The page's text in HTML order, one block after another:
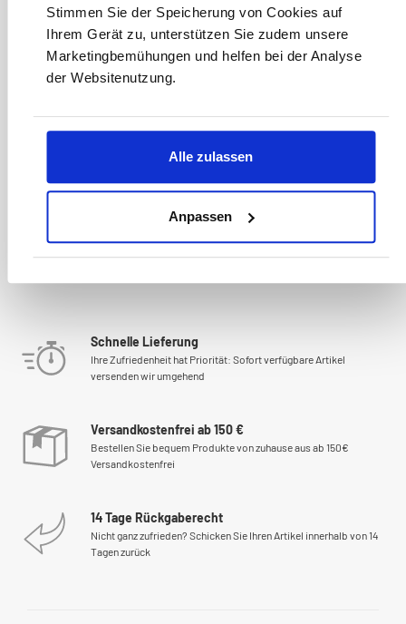
Stimmen Sie der Speicherung von Cookies auf
Ihrem Gerät zu, unterstützen Sie zudem unsere
Marketingbemühungen und helfen bei der Analyse
der Websitenutzung.
Alle zulassen
Anpassen
Bitte geben Sie die abgebildeten Zeichen ein*
Datenschutzbestimmungen. Alle Daten werden vertraulich
Schnelle Lieferung
Ihre Zufriedenheit hat Priorität: Sofort verfügbare Artikel
versenden wir umgehend
Versandkostenfrei ab 150 €
Bestellen Sie bequem Produkte von zuhause aus ab 150€
Versandkostenfrei
14 Tage Rückgaberecht
Nicht ganz zufrieden? Schicken Sie Ihren Artikel innerhalb von 14
Tagen zurück